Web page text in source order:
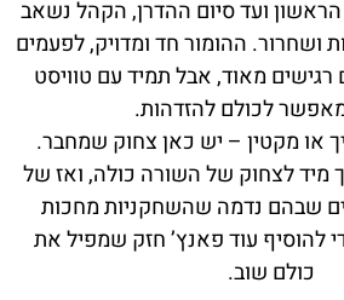
ועד סיום ההדרן, הקהל נשאב
ושחרור. ההומור חד ומדויק, לפעמים
רגישים מאוד, אבל תמיד עם טוויסט
לכולם להזדהות.
או מקטין – יש כאן צחוק שמחבר.
לצחוק של השורה כולה, ואז של
שבהם נדמה שהשחקניות מחכות
להוסיף עוד פאנץ’ חזק שמפיל את
כולם שוב.